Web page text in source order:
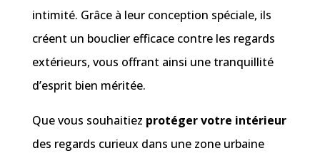
intimité. Grâce à leur conception spéciale, ils
créent un bouclier efficace contre les regards
extérieurs, vous offrant ainsi une tranquillité
d’esprit bien méritée.
Que vous souhaitiez protéger votre intérieur
des regards curieux dans une zone urbaine